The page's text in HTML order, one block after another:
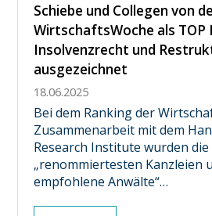
Schiebe und Collegen von
WirtschaftsWoche als TOP
Insolvenzrecht und
ausgezeichnet
18.06.2025
Bei dem Ranking der
Zusammenarbeit mit dem
Research Institute wurden die
„renommiertesten Kanzleien
empfohlene Anwälte“…